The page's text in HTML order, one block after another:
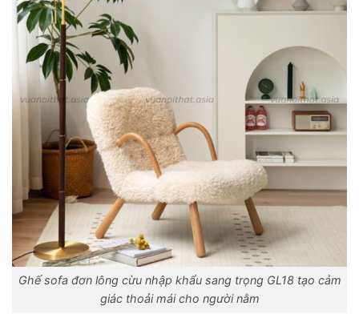
Ghế sofa đơn lông cừu nhập khẩu sang trọng GL18 tạo cảm
giác thoải mái cho người nằm